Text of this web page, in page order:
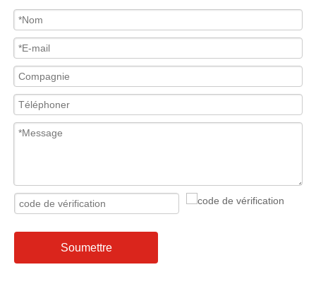
Soumettre